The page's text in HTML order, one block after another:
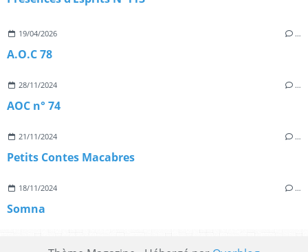
19/04/2026 …
A.O.C 78
28/11/2024 …
AOC n° 74
21/11/2024 …
Petits Contes Macabres
18/11/2024 …
Somna